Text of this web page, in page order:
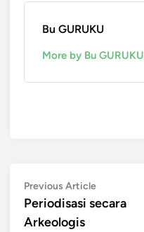
Bu GURUKU
More by Bu GURUKU
Post
navigation
Previous ArticlePrevious
article:
Periodisasi secara
Arkeologis